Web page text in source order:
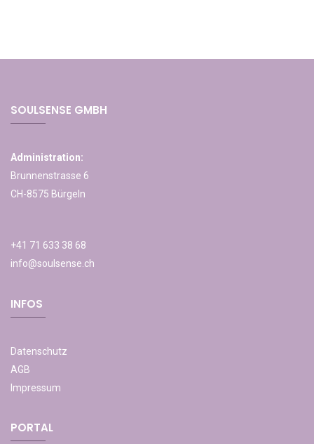
SOULSENSE GMBH
Administration:
Brunnenstrasse 6
CH-8575 Bürgeln
+41 71 633 38 68
info@soulsense.ch
INFOS
Datenschutz
AGB
Impressum
PORTAL